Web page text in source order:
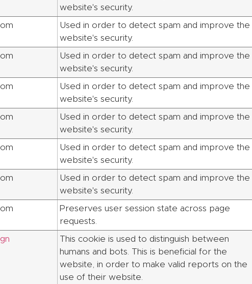
website's security.
Used in order to detect spam and improve the
website's security.
Used in order to detect spam and improve the
website's security.
Used in order to detect spam and improve the
website's security.
Used in order to detect spam and improve the
website's security.
Used in order to detect spam and improve the
website's security.
Used in order to detect spam and improve the
website's security.
Preserves user session state across page
requests.
This cookie is used to distinguish between
humans and bots. This is beneficial for the
website, in order to make valid reports on the
use of their website.